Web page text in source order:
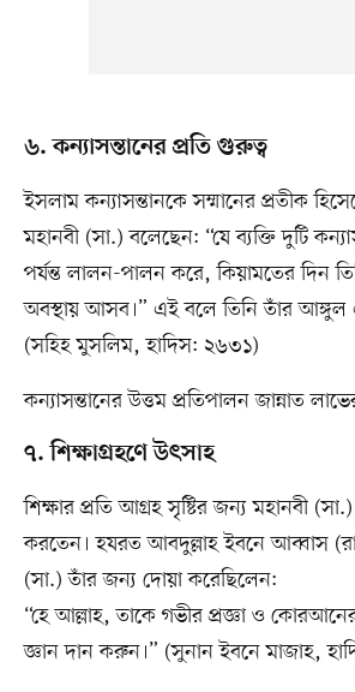
৬. কন্যাসন্তানের প্রতি গুরুত্ব
ইসলাম কন্যাসন্তানকে সম্মানের প্রতীক
মহানবী (সা.) বলেছেন: “যে ব্যক্তি দুটি
পর্যন্ত লালন-পালন করে, কিয়ামতের দিন
অবস্থায় আসব।” এই বলে তিনি তাঁর আঙ্গুল
(সহিহ মুসলিম, হাদিস: ২৬৩১)
কন্যাসন্তানের উত্তম প্রতিপালন জান্নাত
৭. শিক্ষাগ্রহণে উৎসাহ
শিক্ষার প্রতি আগ্রহ সৃষ্টির জন্য মহানবী
করতেন। হযরত আবদুল্লাহ ইবনে আব্বাস
(সা.) তাঁর জন্য দোয়া করেছিলেন:
“হে আল্লাহ, তাকে গভীর প্রজ্ঞা ও
জ্ঞান দান করুন।” (সুনান ইবনে মাজাহ,